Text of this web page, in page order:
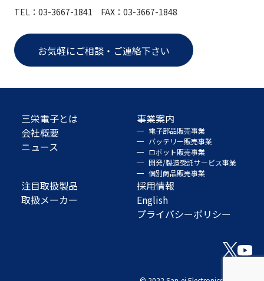
TEL：03-3667-1841 FAX：03-3667-1848
お気軽にご相談・ご連絡下さい
三栄電子とは
会社概要
ニュース
事業案内
電子部品販売事業
バッテリー販売事業
ロボット販売事業
開発/製造受託サービス事業
個別商品販売事業
注目取扱製品
取扱メーカー
採用情報
English
プライバシーポリシー